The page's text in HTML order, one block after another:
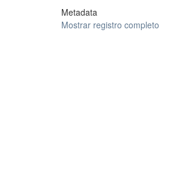
Metadata
Mostrar registro completo